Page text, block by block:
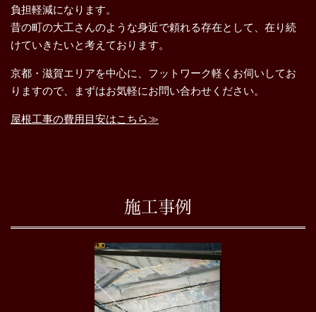
負担軽減になります。
昔の町の大工さんのような身近で頼れる存在として、在り続
けていきたいと考えております。
京都・滋賀エリアを中心に、フットワーク軽くお伺いしてお
りますので、まずはお気軽にお問い合わせください。
屋根工事の費用目安はこちら≫
施工事例